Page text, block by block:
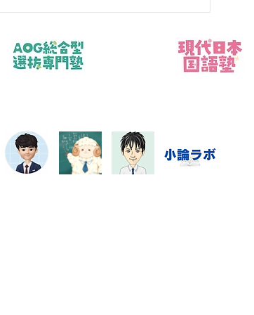
いう観点から、現状の見分け方と
具体的な行動を整理します。数学
は「長く勉強したか」より、どこ
診断し、優先順位と再テスト日を
決めることです。「使用場所、開
始時刻、通知